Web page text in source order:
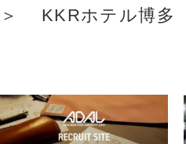
KKRホテル博多